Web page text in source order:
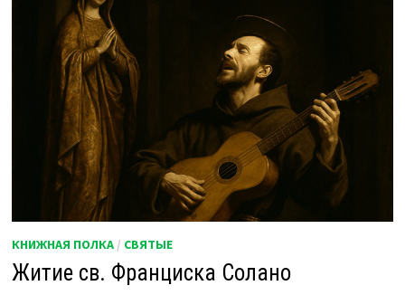
КНИЖНАЯ ПОЛКА / СВЯТЫЕ
Житие св. Франциска Солано